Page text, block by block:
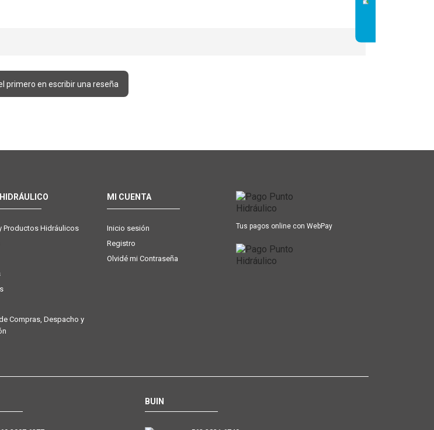
primero en escribir una reseña
Productos Hidráulicos
Compras, Despacho y
MI CUENTA
Inicio sesión
Registro
Olvidé mi Contraseña
Tus pagos online con WebPay
BUIN